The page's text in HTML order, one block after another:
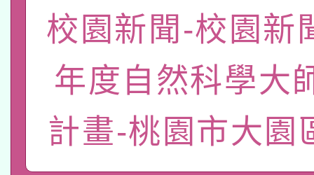
「數位內容與教學軟體
有關大陸委員會函釋公
薪期間赴陸應申請許可
轉知經濟部水利署委託
業技術研究院辦理「
115年8月22日(星期六
2026年桃園地景藝術
校園新聞-校園新
年度自然科學大
計畫-桃園市大園